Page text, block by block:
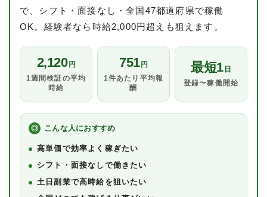
出店店舗の取材記事
サービスから探す
Uber Eats
出前館
menu
ロケットナウ
で、シフト・面接なし・全国47都道府県で稼働
OK。経験者なら時給2,000円超えも狙えます。
2,120円
1週間検証の平均
時給
751円
1件あたり平均報
酬
最短1 日
登録〜稼働開始
こんな人におすすめ
高単価で効率よく稼ぎたい
シフト・面接なしで働きたい
土日副業で高時給を狙いたい